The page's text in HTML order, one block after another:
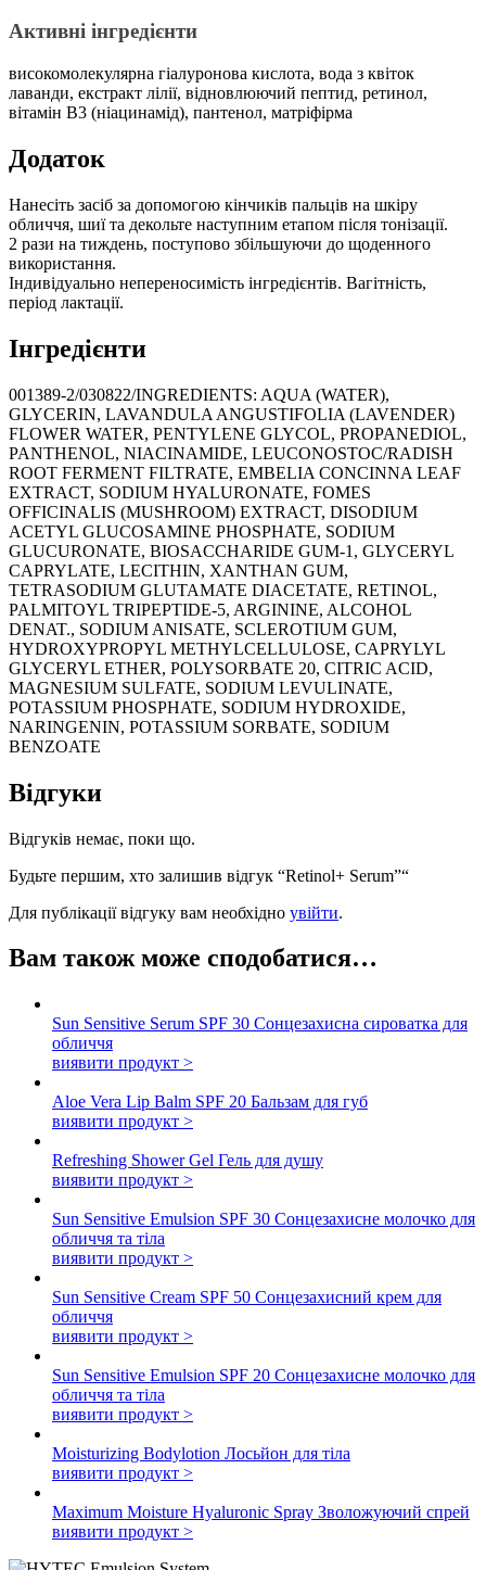
Активні інгредієнти
високомолекулярна гіалуронова кислота, вода з квіток
лаванди, екстракт лілії, відновлюючий пептид, ретинол,
вітамін В3 (ніацинамід), пантенол, матріфірма
Додаток
Нанесіть засіб за допомогою кінчиків пальців на шкіру
обличчя, шиї та декольте наступним етапом після тонізації.
2 рази на тиждень, поступово збільшуючи до щоденного
використання.
Індивідуально непереносимість інгредієнтів. Вагітність,
період лактації.
Інгредієнти
001389-2/030822/INGREDIENTS: AQUA (WATER),
GLYCERIN, LAVANDULA ANGUSTIFOLIA (LAVENDER)
FLOWER WATER, PENTYLENE GLYCOL, PROPANEDIOL,
PANTHENOL, NIACINAMIDE, LEUCONOSTOC/RADISH
ROOT FERMENT FILTRATE, EMBELIA CONCINNA LEAF
EXTRACT, SODIUM HYALURONATE, FOMES
OFFICINALIS (MUSHROOM) EXTRACT, DISODIUM
ACETYL GLUCOSAMINE PHOSPHATE, SODIUM
GLUCURONATE, BIOSACCHARIDE GUM-1, GLYCERYL
CAPRYLATE, LECITHIN, XANTHAN GUM,
TETRASODIUM GLUTAMATE DIACETATE, RETINOL,
PALMITOYL TRIPEPTIDE-5, ARGININE, ALCOHOL
DENAT., SODIUM ANISATE, SCLEROTIUM GUM,
HYDROXYPROPYL METHYLCELLULOSE, CAPRYLYL
GLYCERYL ETHER, POLYSORBATE 20, CITRIC ACID,
MAGNESIUM SULFATE, SODIUM LEVULINATE,
POTASSIUM PHOSPHATE, SODIUM HYDROXIDE,
NARINGENIN, POTASSIUM SORBATE, SODIUM
BENZOATE
Відгуки
Відгуків немає, поки що.
Будьте першим, хто залишив відгук “Retinol+ Serum”“
Для публікації відгуку вам необхідно увійти.
Вам також може сподобатися…
Sun Sensitive Serum SPF 30 Сонцезахисна сироватка для
обличчя
виявити продукт >
Aloe Vera Lip Balm SPF 20 Бальзам для губ
виявити продукт >
Refreshing Shower Gel Гель для душу
виявити продукт >
Sun Sensitive Emulsion SPF 30 Сонцезахисне молочко для
обличчя та тіла
виявити продукт >
Sun Sensitive Cream SPF 50 Сонцезахисний крем для
обличчя
виявити продукт >
Sun Sensitive Emulsion SPF 20 Сонцезахисне молочко для
обличчя та тіла
виявити продукт >
Moisturizing Bodylotion Лосьйон для тіла
виявити продукт >
Maximum Moisture Hyaluronic Spray Зволожуючий спрей
виявити продукт >